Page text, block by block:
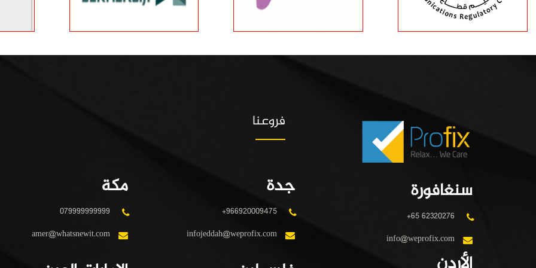
سنغافورة
+65 62320276
info@weprofix.com
فروعنا
جدة
+966920009475
infojeddah@weprofix.com
مكة
079999999999
amer@whatsnewit.com